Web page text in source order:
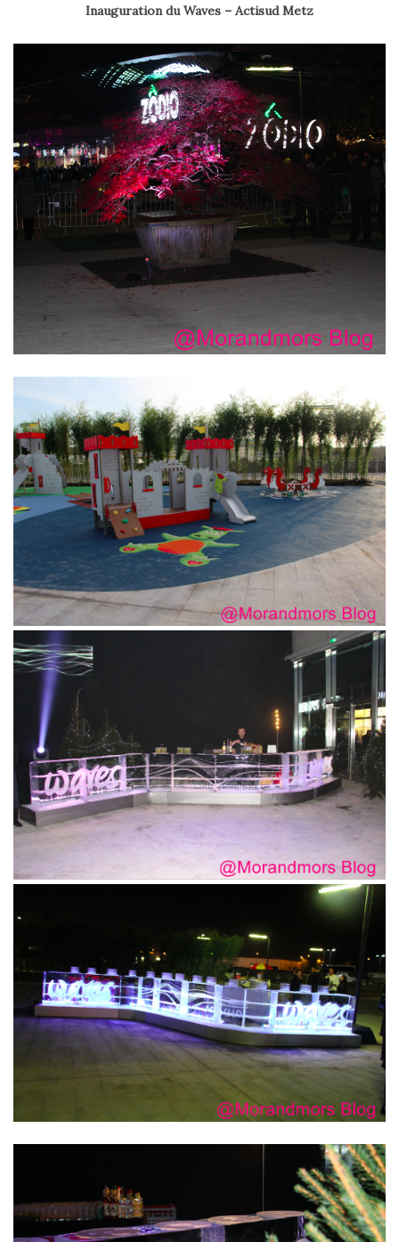
Inauguration du Waves – Actisud Metz